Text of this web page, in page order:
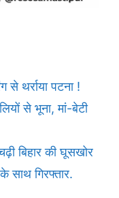
थर्राया पटना !
से भूना, मां-बेटी
बिहार की घूसखोर
साथ गिरफ्तार.